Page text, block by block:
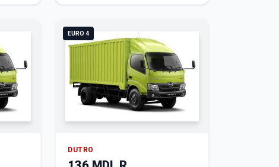
EURO 4
DUTRO